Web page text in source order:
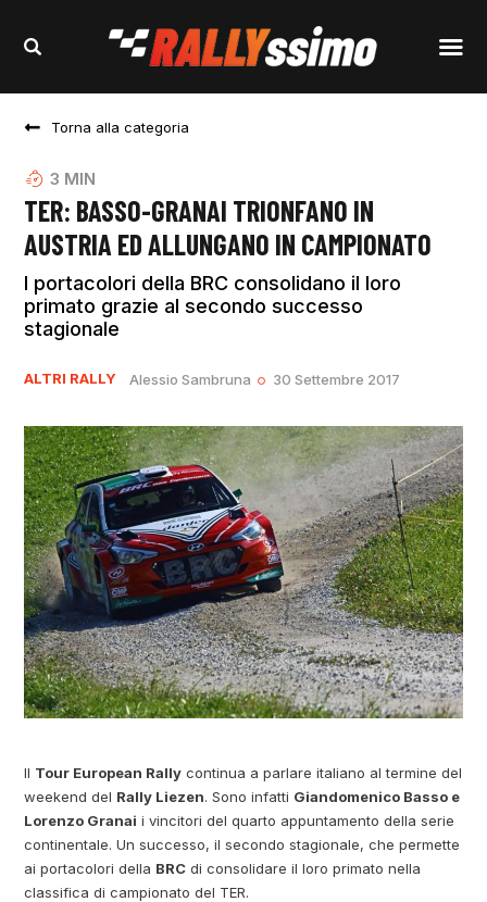
Torna alla categoria
3 MIN
TER: BASSO-GRANAI TRIONFANO IN
AUSTRIA ED ALLUNGANO IN CAMPIONATO
I portacolori della BRC consolidano il loro
primato grazie al secondo successo
stagionale
ALTRI RALLY Alessio Sambruna 30 Settembre 2017
Il Tour European Rally continua a parlare italiano al termine del
weekend del Rally Liezen. Sono infatti Giandomenico Basso e
Lorenzo Granai i vincitori del quarto appuntamento della serie
continentale. Un successo, il secondo stagionale, che permette
ai portacolori della BRC di consolidare il loro primato nella
classifica di campionato del TER.